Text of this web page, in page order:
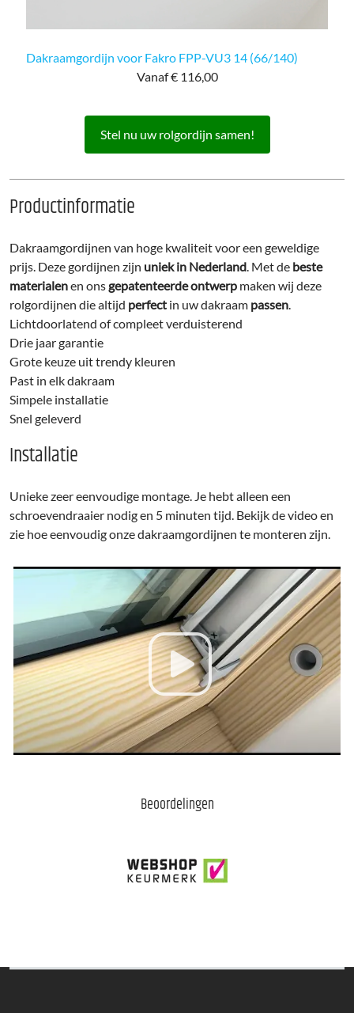
Dakraamgordijn voor Fakro FPP-VU3 14 (66/140)
Vanaf € 116,00
Stel nu uw rolgordijn samen!
Productinformatie
Dakraamgordijnen van hoge kwaliteit voor een geweldige
prijs. Deze gordijnen zijn uniek in Nederland. Met de beste
materialenen onsgepatenteerde ontwerp maken wij deze
rolgordijnen die altijd perfect in uw dakraam passen.
Lichtdoorlatend of compleet verduisterend
Drie jaar garantie
Grote keuze uit trendy kleuren
Past in elk dakraam
Simpele installatie
Snel geleverd
Installatie
Unieke zeer eenvoudige montage. Je hebt alleen een
schroevendraaier nodig en 5 minuten tijd. Bekijk de video en
zie hoe eenvoudig onze dakraamgordijnen te monteren zijn.
Beoordelingen